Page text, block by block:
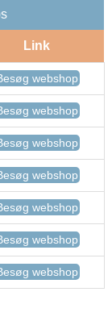
Link
webshop
webshop
webshop
webshop
webshop
webshop
webshop